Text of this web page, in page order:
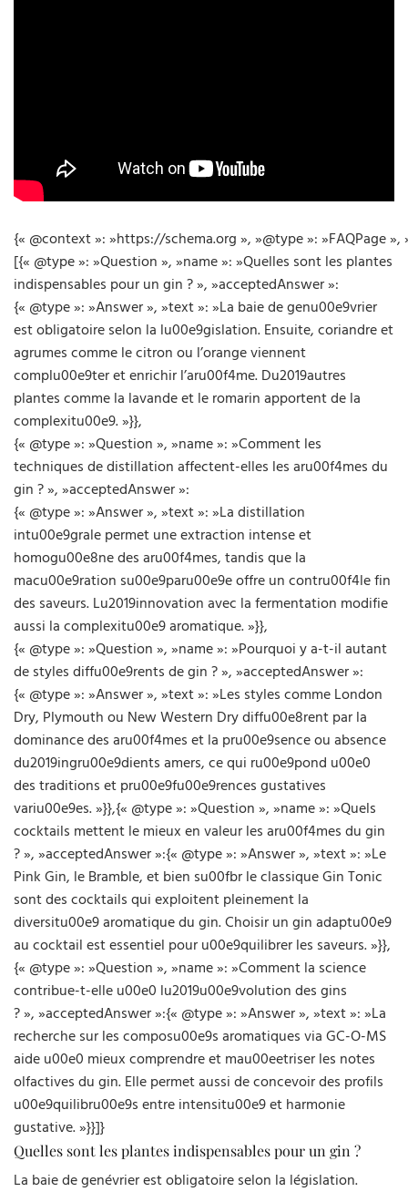
{« @context »: »https://schema.org », »@type »: »FAQPage »,
[{« @type »: »Question », »name »: »Quelles sont les plantes
indispensables pour un gin ? », »acceptedAnswer »:
{« @type »: »Answer », »text »: »La baie de genu00e9vrier
est obligatoire selon la lu00e9gislation. Ensuite, coriandre et
agrumes comme le citron ou l’orange viennent
complu00e9ter et enrichir l’aru00f4me. Du2019autres
plantes comme la lavande et le romarin apportent de la
complexitu00e9. »}},
{« @type »: »Question », »name »: »Comment les
techniques de distillation affectent-elles les aru00f4mes du
gin ? », »acceptedAnswer »:
{« @type »: »Answer », »text »: »La distillation
intu00e9grale permet une extraction intense et
homogu00e8ne des aru00f4mes, tandis que la
macu00e9ration su00e9paru00e9e offre un contru00f4le fin
des saveurs. Lu2019innovation avec la fermentation modifie
aussi la complexitu00e9 aromatique. »}},
{« @type »: »Question », »name »: »Pourquoi y a-t-il autant
de styles diffu00e9rents de gin ? », »acceptedAnswer »:
{« @type »: »Answer », »text »: »Les styles comme London
Dry, Plymouth ou New Western Dry diffu00e8rent par la
dominance des aru00f4mes et la pru00e9sence ou absence
du2019ingru00e9dients amers, ce qui ru00e9pond u00e0
des traditions et pru00e9fu00e9rences gustatives
variu00e9es. »}},{« @type »: »Question », »name »: »Quels
cocktails mettent le mieux en valeur les aru00f4mes du gin
? », »acceptedAnswer »:{« @type »: »Answer », »text »: »Le
Pink Gin, le Bramble, et bien su00fbr le classique Gin Tonic
sont des cocktails qui exploitent pleinement la
diversitu00e9 aromatique du gin. Choisir un gin adaptu00e9
au cocktail est essentiel pour u00e9quilibrer les saveurs. »}},
{« @type »: »Question », »name »: »Comment la science
contribue-t-elle u00e0 lu2019u00e9volution des gins
? », »acceptedAnswer »:{« @type »: »Answer », »text »: »La
recherche sur les composu00e9s aromatiques via GC-O-MS
aide u00e0 mieux comprendre et mau00eetriser les notes
olfactives du gin. Elle permet aussi de concevoir des profils
u00e9quilibru00e9s entre intensitu00e9 et harmonie
gustative. »}}]}
Quelles sont les plantes indispensables pour un gin ?
La baie de genévrier est obligatoire selon la législation.